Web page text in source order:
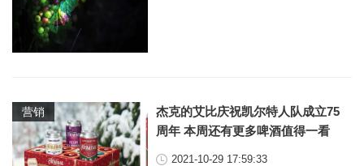
营销
杰克的艾比庆祝凯尔特人队成立75
周年 本周还有更多啤酒值得一看
2021-10-29 17:59:33